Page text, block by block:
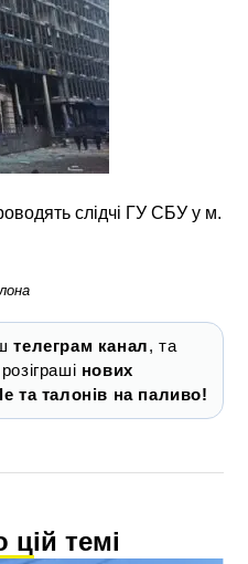
слідчі ГУ СБУ у м.
телеграм канал, та
нових
та талонів на паливо!
цій темі